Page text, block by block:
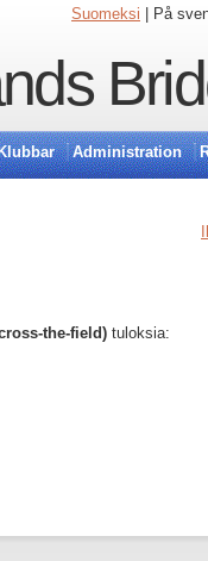
Suomeksi | På
Administration
the-field) tuloksia: